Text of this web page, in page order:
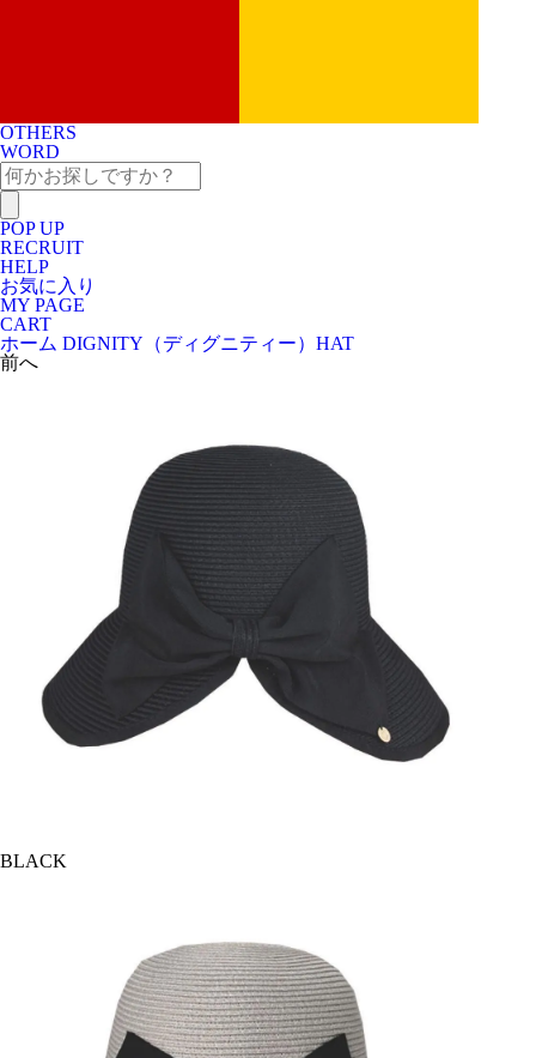
OTHERS
WORD
POP UP
RECRUIT
HELP
お気に入り
MY PAGE
CART
ホーム DIGNITY（ディグニティー） HAT
前へ
BLACK